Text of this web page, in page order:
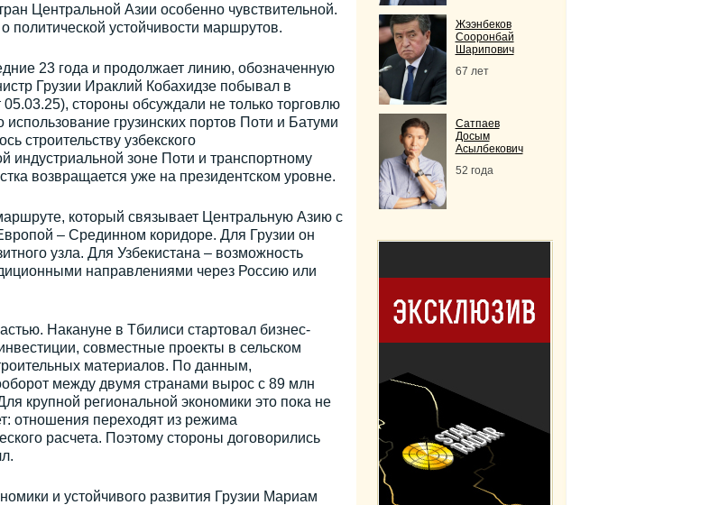
Центральной Азии особенно чувствительной.
политической устойчивости маршрутов.
23 года и продолжает линию, обозначенную
Грузии Ираклий Кобахидзе побывал в
стороны обсуждали не только торговлю
грузинских портов Поти и Батуми
строительству узбекского
индустриальной зоне Поти и транспортному
возвращается уже на президентском уровне.
который связывает Центральную Азию с
– Срединном коридоре. Для Грузии он
узла. Для Узбекистана – возможность
направлениями через Россию или
Накануне в Тбилиси стартовал бизнес-
совместные проекты в сельском
материалов. По данным,
между двумя странами вырос с 89 млн
крупной региональной экономики это пока не
отношения переходят из режима
расчета. Поэтому стороны договорились
и устойчивого развития Грузии Мариам
Жээнбеков
Сооронбай
Шарипович
67 лет
Сатпаев
Досым
Асылбекович
52 года